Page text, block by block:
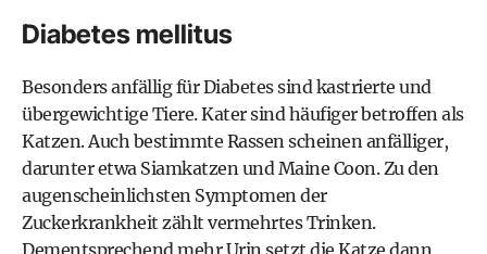
Diabetes mellitus
Besonders anfällig für Diabetes sind kastrierte und
übergewichtige Tiere. Kater sind häufiger betroffen als
Katzen. Auch bestimmte Rassen scheinen anfälliger,
darunter etwa Siamkatzen und Maine Coon. Zu den
augenscheinlichsten Symptomen der
Zuckerkrankheit zählt vermehrtes Trinken.